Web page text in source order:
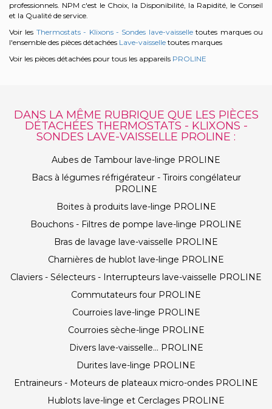
professionnels. NPM c'est le Choix, la Disponibilité, la Rapidité, le Conseil
et la Qualité de service.
Voir les Thermostats - Klixons - Sondes lave-vaisselletoutes marques ou
l'ensemble des pièces détachées Lave-vaisselle toutes marques
Voir les pièces détachées pour tous les appareils PROLINE
DANS LA MÊME RUBRIQUE QUE LES PIÈCES
DÉTACHÉES THERMOSTATS - KLIXONS -
SONDES LAVE-VAISSELLE PROLINE :
Aubes de Tambour lave-linge PROLINE
Bacs à légumes réfrigérateur - Tiroirs congélateur
PROLINE
Boites à produits lave-linge PROLINE
Bouchons - Filtres de pompe lave-linge PROLINE
Bras de lavage lave-vaisselle PROLINE
Charnières de hublot lave-linge PROLINE
Claviers - Sélecteurs - Interrupteurs lave-vaisselle PROLINE
Commutateurs four PROLINE
Courroies lave-linge PROLINE
Courroies sèche-linge PROLINE
Divers lave-vaisselle... PROLINE
Durites lave-linge PROLINE
Entraineurs - Moteurs de plateaux micro-ondes PROLINE
Hublots lave-linge et Cerclages PROLINE